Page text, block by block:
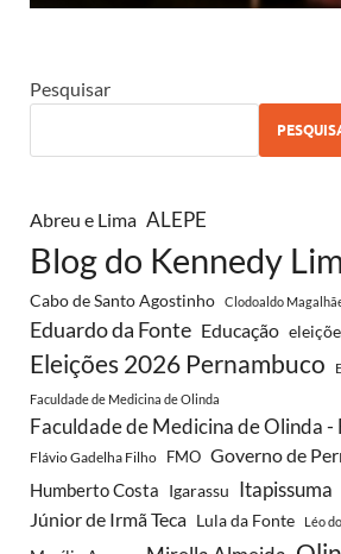
Pesquisar
Abreu e Lima ALEPE
Blog do Kennedy
Cabo de Santo Agostinho Clodoaldo
Eduardo da Fonte Educação
Eleições 2026 Pernambuco
Faculdade de Medicina de Olinda
Faculdade de Medicina de Olinda -
Flávio Gadelha Filho FMO Governo de
Humberto Costa Igarassu Itapissuma
Júnior de Irmã Teca Lula da Fonte Léo